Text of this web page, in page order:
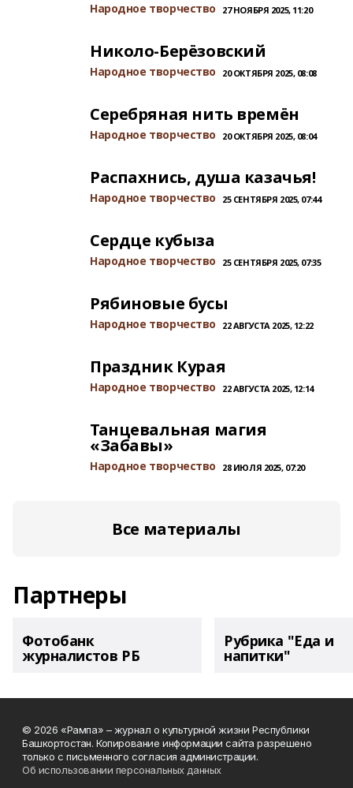
Народное творчество 27 НОЯБРЯ 2025, 11:20
Николо-Берёзовский
Народное творчество 20 ОКТЯБРЯ 2025, 08:08
Серебряная нить времён
Народное творчество 20 ОКТЯБРЯ 2025, 08:04
Распахнись, душа казачья!
Народное творчество 25 СЕНТЯБРЯ 2025, 07:44
Сердце кубыза
Народное творчество 25 СЕНТЯБРЯ 2025, 07:35
Рябиновые бусы
Народное творчество 22 АВГУСТА 2025, 12:22
Праздник Курая
Народное творчество 22 АВГУСТА 2025, 12:14
Танцевальная магия
«Забавы»
Народное творчество 28 ИЮЛЯ 2025, 07:20
Все материалы
Партнеры
Фотобанк
журналистов РБ
Рубрика "Еда и
напитки"
© 2026 «Рампа» – журнал о культурной жизни Республики
Башкортостан. Копирование информации сайта разрешено
только с письменного согласия администрации.
Об использовании персональных данных